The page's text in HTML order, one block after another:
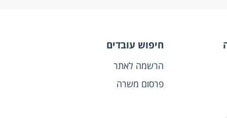
חיפוש עובדים
הרשמה לאתר
פרסום משרה